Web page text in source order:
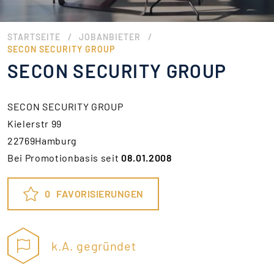
STARTSEITE / JOBANBIETER /
SECON SECURITY GROUP
SECON SECURITY GROUP
SECON SECURITY GROUP
Kielerstr 99
22769Hamburg
Bei Promotionbasis seit08.01.2008
0 FAVORISIERUNGEN
k.A. gegründet